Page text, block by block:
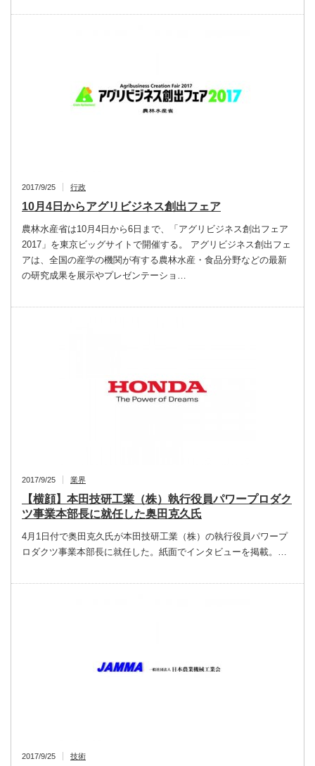
2017/9/25 行政
10月4日からアグリビジネス創出フェア
農林水産省は10月4日から6日まで、「アグリビジネス創出フェア
2017」を東京ビッグサイトで開催する。 アグリビジネス創出フェ
アは、全国の産学の機関が有する農林水産・食品分野などの最新
の研究成果を展示やプレゼンテーショ…
2017/9/25 業界
【横顔】本田技研工業（株）執行役員パワープロダク
ツ事業本部長に就任した奥田克久氏
4月1日付で奥田克久氏が本田技研工業（株）の執行役員パワープ
ロダクツ事業本部長に就任した。紙面でインタビューを掲載。…
2017/9/25 技術